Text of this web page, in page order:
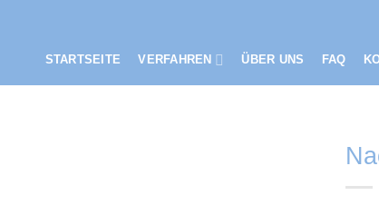
STARTSEITE VERFAHREN ÜBER UNS FAQ